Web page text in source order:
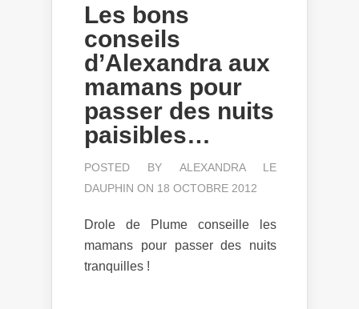
Les bons
conseils
d’Alexandra aux
mamans pour
passer des nuits
paisibles…
POSTED BY ALEXANDRA LE
DAUPHIN ON 18 OCTOBRE 2012
Drole de Plume conseille les
mamans pour passer des nuits
tranquilles !